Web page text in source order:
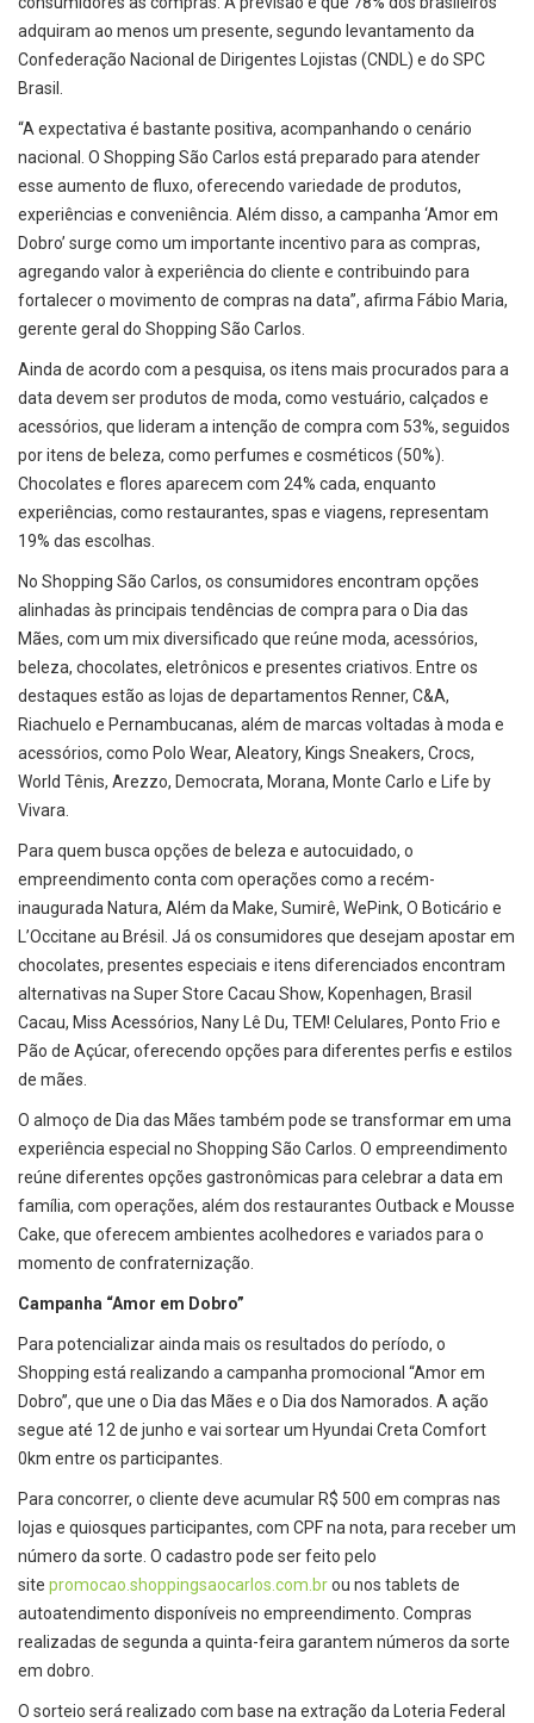
adquiram ao menos um presente, segundo levantamento da
Confederação Nacional de Dirigentes Lojistas (CNDL) e do SPC
Brasil.
“A expectativa é bastante positiva, acompanhando o cenário
nacional. O Shopping São Carlos está preparado para atender
esse aumento de fluxo, oferecendo variedade de produtos,
experiências e conveniência. Além disso, a campanha ‘Amor em
Dobro’ surge como um importante incentivo para as compras,
agregando valor à experiência do cliente e contribuindo para
fortalecer o movimento de compras na data”, afirma Fábio Maria,
gerente geral do Shopping São Carlos.
Ainda de acordo com a pesquisa, os itens mais procurados para a
data devem ser produtos de moda, como vestuário, calçados e
acessórios, que lideram a intenção de compra com 53%, seguidos
por itens de beleza, como perfumes e cosméticos (50%).
Chocolates e flores aparecem com 24% cada, enquanto
experiências, como restaurantes, spas e viagens, representam
19% das escolhas.
No Shopping São Carlos, os consumidores encontram opções
alinhadas às principais tendências de compra para o Dia das
Mães, com um mix diversificado que reúne moda, acessórios,
beleza, chocolates, eletrônicos e presentes criativos. Entre os
destaques estão as lojas de departamentos Renner, C&A,
Riachuelo e Pernambucanas, além de marcas voltadas à moda e
acessórios, como Polo Wear, Aleatory, Kings Sneakers, Crocs,
World Tênis, Arezzo, Democrata, Morana, Monte Carlo e Life by
Vivara.
Para quem busca opções de beleza e autocuidado, o
empreendimento conta com operações como a recém-
inaugurada Natura, Além da Make, Sumirê, WePink, O Boticário e
L’Occitane au Brésil. Já os consumidores que desejam apostar em
chocolates, presentes especiais e itens diferenciados encontram
alternativas na Super Store Cacau Show, Kopenhagen, Brasil
Cacau, Miss Acessórios, Nany Lê Du, TEM! Celulares, Ponto Frio e
Pão de Açúcar, oferecendo opções para diferentes perfis e estilos
de mães.
O almoço de Dia das Mães também pode se transformar em uma
experiência especial no Shopping São Carlos. O empreendimento
reúne diferentes opções gastronômicas para celebrar a data em
família, com operações, além dos restaurantes Outback e Mousse
Cake, que oferecem ambientes acolhedores e variados para o
momento de confraternização.
Campanha “Amor em Dobro”
Para potencializar ainda mais os resultados do período, o
Shopping está realizando a campanha promocional “Amor em
Dobro”, que une o Dia das Mães e o Dia dos Namorados. A ação
segue até 12 de junho e vai sortear um Hyundai Creta Comfort
0km entre os participantes.
Para concorrer, o cliente deve acumular R$ 500 em compras nas
lojas e quiosques participantes, com CPF na nota, para receber um
número da sorte. O cadastro pode ser feito pelo
site promocao.shoppingsaocarlos. com.brou nos tablets de
autoatendimento disponíveis no empreendimento. Compras
realizadas de segunda a quinta-feira garantem números da sorte
em dobro.
O sorteio será realizado com base na extração da Loteria Federal